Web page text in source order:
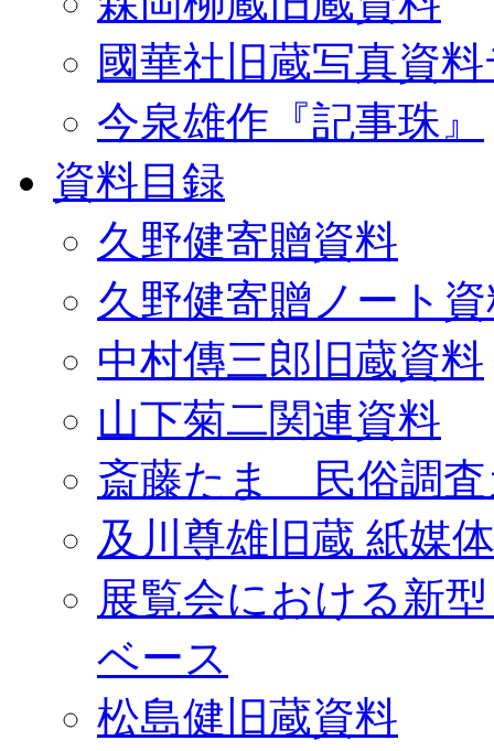
國華社旧蔵写真資
今泉雄作『記事珠』
資料目録
久野健寄贈資料
久野健寄贈ノート
中村傳三郎旧蔵資料
山下菊二関連資料
斎藤たま 民俗調査
及川尊雄旧蔵 紙媒
展覧会における新
ベース
松島健旧蔵資料